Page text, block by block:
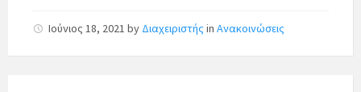
Ιούνιος 18, 2021 by Διαχειριστής in Ανακοινώσεις